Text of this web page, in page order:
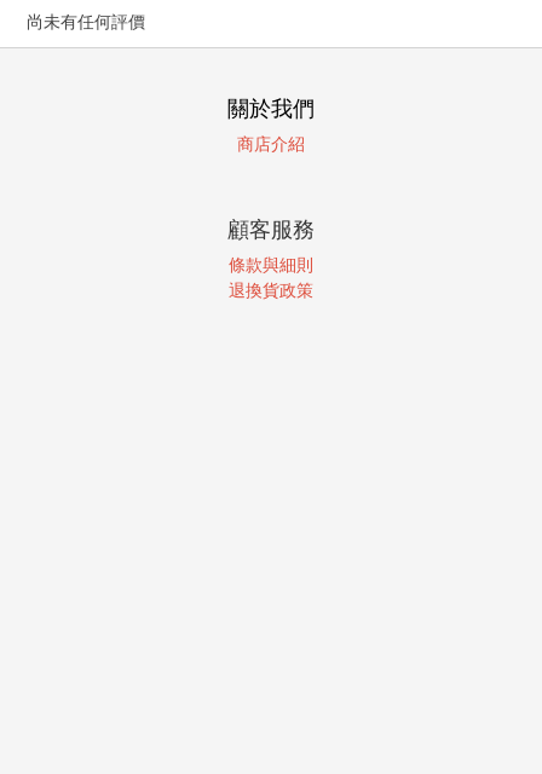
尚未有任何評價
關於我們
商店介紹
顧客服務
條款與細則
退換貨政策